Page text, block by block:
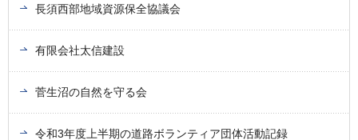
長須西部地域資源保全協議会
有限会社太信建設
菅生沼の自然を守る会
令和3年度上半期の道路ボランティア団体活動記録